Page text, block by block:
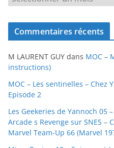
c
v
e
s
Commentaires récents
M LAURENT GUY dans MOC –
instructions)
MOC – Les sentinelles – Chez
Episode 2
Les Geekeries de Yannoch 05
Arcade s Revenge sur SNES –
Marvel Team-Up 66 (Marvel